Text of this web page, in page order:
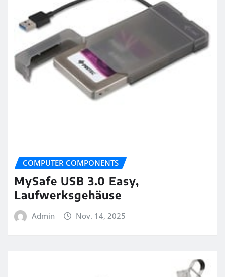
COMPUTER COMPONENTS
MySafe USB 3.0 Easy,
Laufwerksgehäuse
Admin Nov. 14, 2025